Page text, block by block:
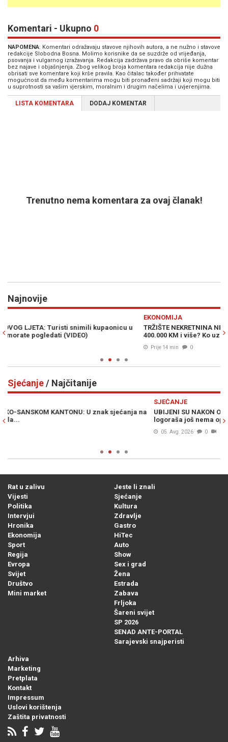
Komentari - Ukupno 0
NAPOMENA: Komentari odražavaju stavove njihovih autora, a ne nužno i stavove
redakcije Slobodna Bosna. Molimo korisnike da se suzdrže od vrijeđanja,
psovanja i vulgarnog izražavanja. Redakcija zadržava pravo da obriše komentar
bez najave i objašnjenja. Zbog velikog broja komentara redakcija nije dužna
obrisati sve komentare koji krše pravila. Kao čitalac također prihvatate
mogućnost da među komentarima mogu biti pronađeni sadržaji koji mogu biti
u suprotnosti sa vašim vjerskim, moralnim i drugim načelima i uvjerenjima.
LISTA KOMENTARA DODAJ KOMENTAR
Trenutno nema komentara za ovaj članak!
Najnovije
TRŽIŠTE NEKRETNINA NE MIRUJE: Ko u Sarajevu kupuje stanove od
400.000 KM i više? Ko uzima kredit, a ko plaća u kešu
Sjećanje/ Najčitanije
UBIJENI SU NAKON OMARSKE I KERATERMA: Za zločin nad 124
logoraša još nema optužnice (VIDEO)
Rat u zalivu
Vijesti
Politika
Intervjui
Hronika
Ekonomija
Sport
Regija
Evropa
Svijet
Društvo
Mini market
Jeste li znali
Sjećanje
Kultura
Zdravlje
Gastro
HiTec
Auto
Show
Sex i grad
Žena
Estrada
Zabava
Frljoka
Šareni svijet
SP 2026
SENAD ANTE-PORTAL
Sarajevski snajperisti
Arhiva
Marketing
Pretplata
Kontakt
Impressum
Uslovi korištenja
Zaštita privatnosti